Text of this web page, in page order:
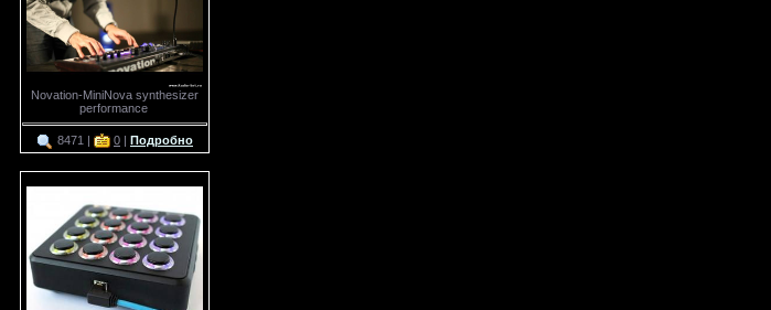
Novation-MiniNova synthesizer
performance
8471 | 0 | Подробно